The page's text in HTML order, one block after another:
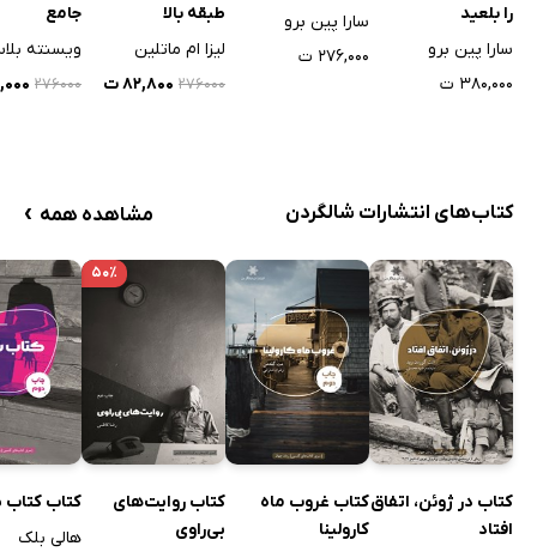
را بلعید
سارا پین برو
۳۸۰,۰۰۰ ت
سارا پین برو
۲۷۶,۰۰۰ ت
طبقه بالا
لیزا ام ماتلین
۲۷۶۰۰۰ ۸۲,۸۰۰ ت
جامع
۲۷۶۰۰۰
کتاب‌های انتشارات شالگردن مشاهده همه ›
کتاب در ژوئن، اتفاق
افتاد
کتاب غروب ماه
کارولینا
۵۰٪
کتاب روایت‌های
بی‌راوی
کتاب
هالی بلک